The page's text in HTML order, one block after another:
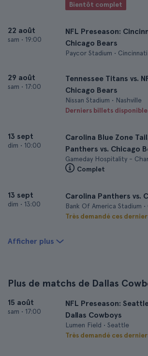
Bientôt complet
22 août
sam • 19:00
NFL Preseason:
Chicago Bears
Paycor Stadium • Cincinnati
29 août
sam • 17:00
Tennessee Titans vs.
Chicago Bears
Nissan Stadium • Nashville
Derniers billets
13 sept
dim • 10:00
Carolina Blue Zone
Panthers vs. Chicago
Gameday Hospitality -
Complet
13 sept
dim • 13:00
Carolina Panthers vs.
Bank Of America Stadium
Très demandé ces
Afficher plus
Plus de matchs de Dallas
15 août
sam • 17:00
NFL Preseason:
Dallas Cowboys
Lumen Field • Seattle
Très demandé ces